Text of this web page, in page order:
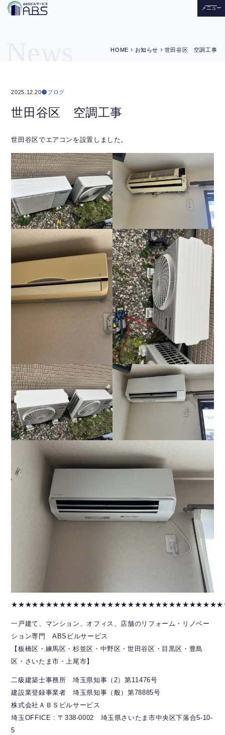
メニュー
HOME chevron_right お知らせ chevron_right世田谷区 空調工事
2025.12.20 ブログ
世田谷区 空調工事
世田谷区でエアコンを設置しました。
一戸建て、マンション、オフィス、店舗のリフォーム・リノベー
ション専門 ABSビルサービス
【板橋区・練馬区・杉並区・中野区・世田谷区・目黒区・豊島
区・さいたま市・上尾市】
二級建築士事務所 埼玉県知事（2）第11476号
建設業登録事業者 埼玉県知事（般）第78885号
株式会社ＡＢＳビルサービス
埼玉OFFICE : 〒338-0002 埼玉県さいたま市中央区下落合5-10-
5